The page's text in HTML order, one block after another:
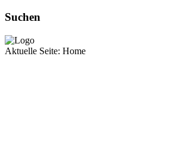
Suchen
Aktuelle Seite: Home